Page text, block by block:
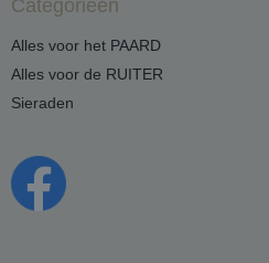
Categorieën
Alles voor het PAARD
Alles voor de RUITER
Sieraden